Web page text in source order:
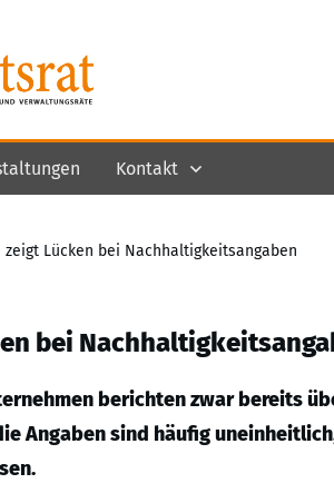
Kontakt
zeigt Lücken bei Nachhaltigkeitsangaben
bei
berichten zwar bereits
Angaben sind häufig